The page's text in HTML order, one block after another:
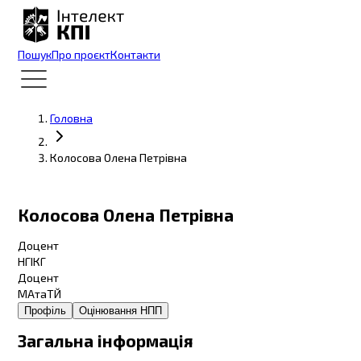
ПошукПро проєктКонтакти
Головна
Колосова Олена Петрівна
Колосова Олена Петрівна
Доцент
НГІКГ
Доцент
МАтаТЙ
Профіль Оцінювання НПП
Загальна інформація